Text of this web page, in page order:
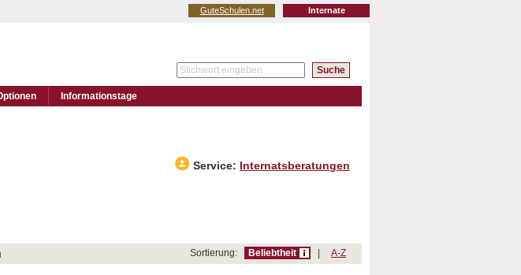
Internate
GuteSchulen.net
Informationstage
Service:
Internatsberatungen
Sortierung: Beliebtheit A-Z